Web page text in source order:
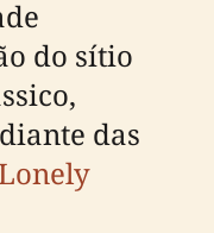
do sítio
das
Lonely